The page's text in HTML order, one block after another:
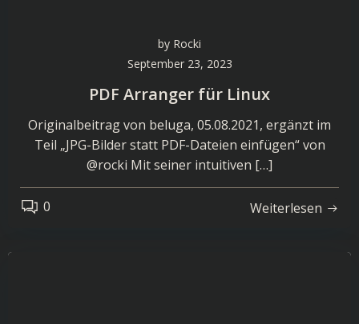
by Rocki
September 23, 2023
PDF Arranger für Linux
Originalbeitrag von beluga, 05.08.2021, ergänzt im
Teil „JPG-Bilder statt PDF-Dateien einfügen“ von
@rocki Mit seiner intuitiven […]
0 Weiterlesen